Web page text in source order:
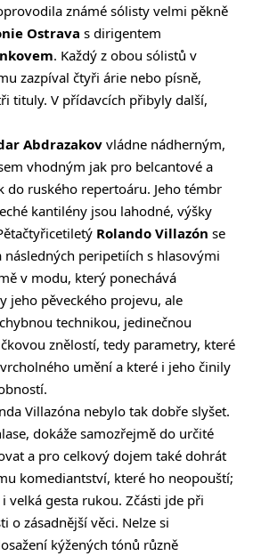
známé sólisty velmi pěkně
Ostrava s dirigentem
. Každý z obou sólistů v
zazpíval čtyři árie nebo písně,
tituly. V přídavcích přibyly další,
Abdrazakov vládne nádherným,
vhodným jak pro belcantové a
do ruského repertoáru. Jeho témbr
kantilény jsou lahodné, výšky
Rolando Villazón se
následných peripetiích s hlasovými
v modu, který ponechává
jeho pěveckého projevu, ale
technikou, jedinečnou
znělostí, tedy parametry, které
umění a které i jeho činily
Villazóna nebylo tak dobře slyšet.
dokáže samozřejmě do určité
a pro celkový dojem také dohrát
komediantství, které ho neopouští;
velká gesta rukou. Zčásti jde při
o zásadnější věci. Nelze si
kýžených tónů různě